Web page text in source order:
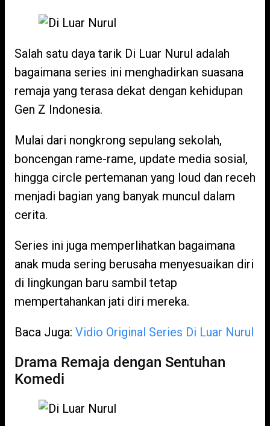
Salah satu daya tarik Di Luar Nurul adalah
bagaimana series ini menghadirkan suasana
remaja yang terasa dekat dengan kehidupan
Gen Z Indonesia.
Mulai dari nongkrong sepulang sekolah,
boncengan rame-rame, update media sosial,
hingga circle pertemanan yang loud dan receh
menjadi bagian yang banyak muncul dalam
cerita.
Series ini juga memperlihatkan bagaimana
anak muda sering berusaha menyesuaikan diri
di lingkungan baru sambil tetap
mempertahankan jati diri mereka.
Baca Juga: Vidio Original Series Di Luar Nurul
Drama Remaja dengan Sentuhan
Komedi